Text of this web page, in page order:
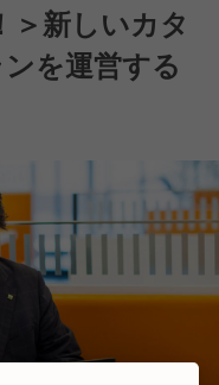
＞新しいカタ
を運営する